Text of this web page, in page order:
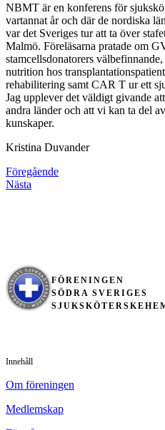
NBMT är en konferens för
vartannat år och där de nordiska
var det Sveriges tur att ta över
Malmö. Föreläsarna pratade om
stamcellsdonatorers
nutrition hos
rehabilitering samt CAR T ur ett
Jag upplever det väldigt givande
andra länder och att vi kan ta del
kunskaper.
Kristina Duvander
Föregående
Nästa
FÖRENINGEN
SÖDRA SVERIGES
Innehåll
Om föreningen
Medlemskap